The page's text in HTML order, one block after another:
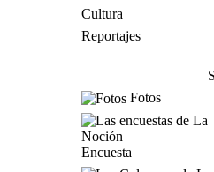
Cultura
Reportajes
Fotos
Encuesta